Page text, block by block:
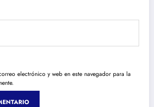
electrónico y web en este navegador para la